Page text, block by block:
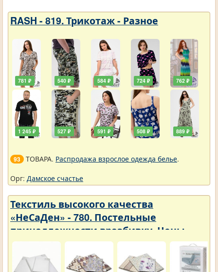
RASH - 819. Трикотаж - Разное
781 ₽
1 245 ₽
540 ₽
527 ₽
584 ₽
591 ₽
724 ₽
508 ₽
762 ₽
889 ₽
93 ТОВАРА. Распродажа взрослое одежда белье.
Орг: Дамское счастье
Текстиль высокого качества
«НеСаДен» - 780. Постельные
принадлежности вразбивку. Цены
упали